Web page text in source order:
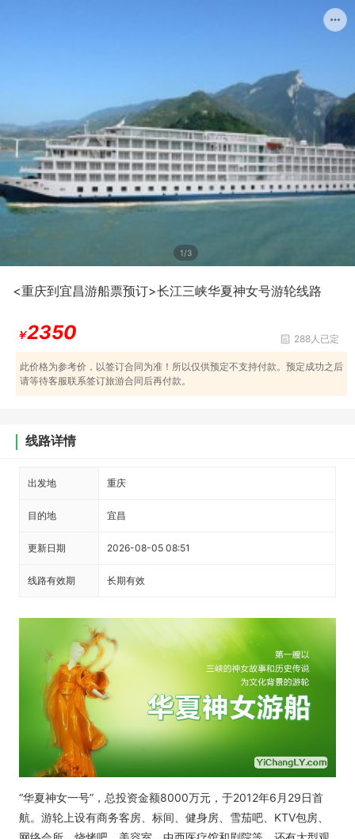
1/3
<重庆到宜昌游船票预订>长江三峡华夏神女号游轮线路
￥2350 288人已定
此价格为参考价，以签订合同为准！所以仅供预定不支持付款。预定成功之后
请等待客服联系签订旅游合同后再付款。
线路详情
出发地 重庆
目的地 宜昌
更新日期 2026-08-05 08:51
线路有效期 长期有效
“华夏神女一号”，总投资金额8000万元，于2012年6月29日首
航。游轮上设有商务客房、标间、健身房、雪茄吧、KTV包房、